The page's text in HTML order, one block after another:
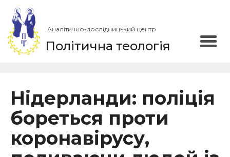
Аналітично-дослідницький центр
Політична теологія
Нідерланди: поліція
бореться проти
коронавірусу,